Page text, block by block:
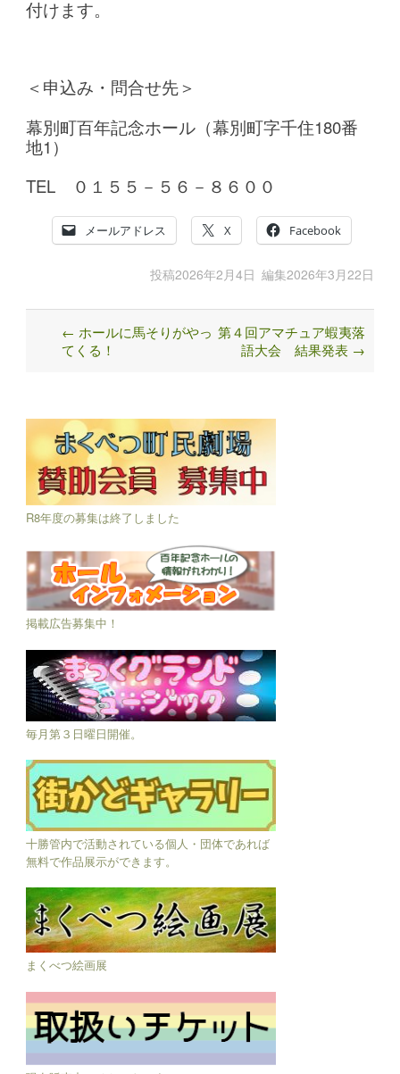
付けます。
＜申込み・問合せ先＞
幕別町百年記念ホール（幕別町字千住180番
地1）
TEL ０１５５－５６－８６００
メールアドレス X Facebook
投稿2026年2月4日 編集2026年3月22日
Post
navigation
← ホールに馬そりがやっ
てくる！
第４回アマチュア蝦夷落
語大会 結果発表 →
R8年度の募集は終了しました
掲載広告募集中！
毎月第３日曜日開催。
十勝管内で活動されている個人・団体であれば
無料で作品展示ができます。
まくべつ絵画展